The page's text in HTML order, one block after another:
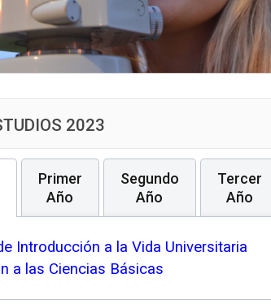
2023
Primer
Año
Segundo
Año
Tercer
Año
Introducción a la Vida Universitaria
a las Ciencias Básicas